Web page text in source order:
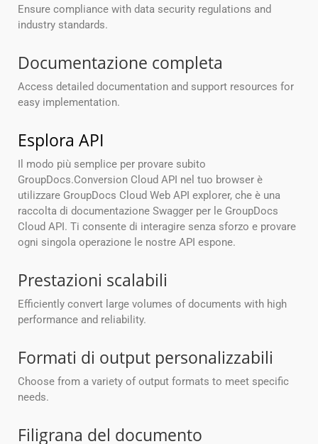
Ensure compliance with data security regulations and
industry standards.
Documentazione completa
Access detailed documentation and support resources for
easy implementation.
Esplora API
Il modo più semplice per provare subito
GroupDocs.Conversion Cloud API nel tuo browser è
utilizzare GroupDocs Cloud Web API explorer, che è una
raccolta di documentazione Swagger per le GroupDocs
Cloud API. Ti consente di interagire senza sforzo e provare
ogni singola operazione le nostre API espone.
Prestazioni scalabili
Efficiently convert large volumes of documents with high
performance and reliability.
Formati di output personalizzabili
Choose from a variety of output formats to meet specific
needs.
Filigrana del documento